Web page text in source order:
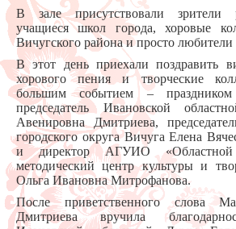
В зале присутствовали зрители
учащиеся школ города, хоровые
Вичугского района и просто любители
В этот день приехали поздравить
хорового пения и творческие
большим событием –
председатель Ивановской
Авенировна Дмитриева,
городского округа Вичуга Елена
и директор АГУИО «Областной
методический центр культуры и
Ольга Ивановна Митрофанова.
После приветственного слова
Дмитриева вручила